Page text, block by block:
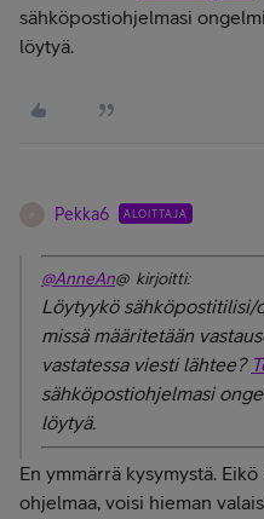
sähköpostiohjelmasi
löytyä.
Pekka6 ALOITTAJA
@AnneAn@ kirjoitti:
Löytyykö sähköpostitilisi/
missä määritetään
vastatessa viesti lähtee?
sähköpostiohjelmasi
löytyä.
En ymmärrä kysymystä.
ohjelmaa, voisi hieman